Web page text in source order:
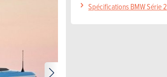
Spécifications BMW Série 2